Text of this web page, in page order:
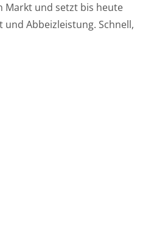
Markt und setzt bis heute
Abbeizleistung. Schnell,